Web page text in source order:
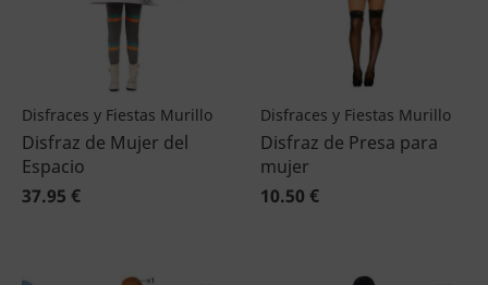
Disfraces y Fiestas Murillo
Disfraz de Mujer del
Espacio
37.95 €
Disfraces y Fiestas Murillo
Disfraz de Presa para
mujer
10.50 €